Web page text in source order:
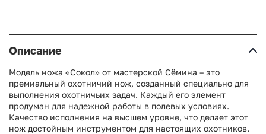
Описание
Модель ножа «Сокол» от мастерской Сёмина – это
премиальный охотничий нож, созданный специально для
выполнения охотничьих задач. Каждый его элемент
продуман для надежной работы в полевых условиях.
Качество исполнения на высшем уровне, что делает этот
нож достойным инструментом для настоящих охотников.